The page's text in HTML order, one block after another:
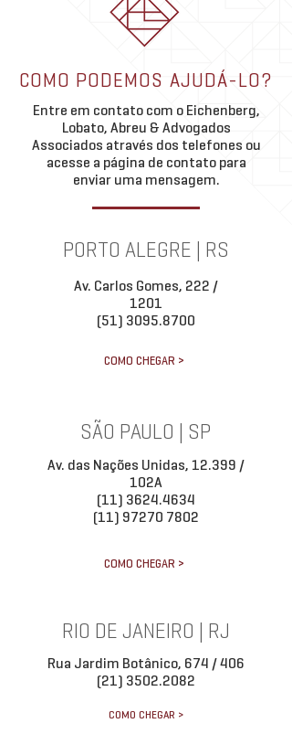
PORTO ALEGRE | RS
Av. Carlos Gomes, 222 /
1201
(51) 3095.8700
COMO CHEGAR >
SÃO PAULO | SP
Av. das Nações Unidas, 12.399 /
102A
(11) 3624.4634
(11) 97270 7802
COMO CHEGAR >
RIO DE JANEIRO | RJ
Rua Jardim Botânico, 674 / 406
(21) 3502.2082
COMO CHEGAR >
COMO PODEMOS AJUDÁ-LO?
Entre em contato com o Eichenberg,
Lobato, Abreu & Advogados
Associados através dos telefones ou
acesse a página de contato para
enviar uma mensagem.